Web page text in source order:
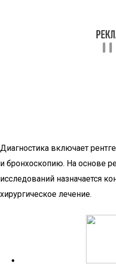
Диагностика включает
и бронхоскопию. На основе
исследований назначается
хирургическое лечение.